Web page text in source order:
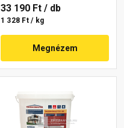
33 190 Ft / db
1 328 Ft / kg
Megnézem